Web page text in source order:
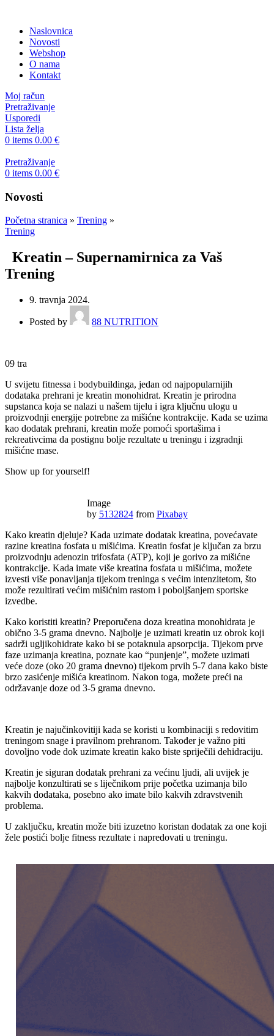
Naslovnica
Novosti
Webshop
O nama
Kontakt
Moj račun
Pretraživanje
Usporedi
Lista želja
0 items 0.00 €
Pretraživanje
0 items 0.00 €
Novosti
Početna stranica » Trening »
Trening
Kreatin – Supernamirnica za Vaš
Trening
9. travnja 2024.
Posted by 88 NUTRITION
09 tra
U svijetu fitnessa i bodybuildinga, jedan od najpopularnijih
dodataka prehrani je kreatin monohidrat. Kreatin je prirodna
supstanca koja se nalazi u našem tijelu i igra ključnu ulogu u
proizvodnji energije potrebne za mišićne kontrakcije. Kada se uzima
kao dodatak prehrani, kreatin može pomoći sportašima i
rekreativcima da postignu bolje rezultate u treningu i izgradnji
mišićne mase.
Show up for yourself!
Image
by 5132824from Pixabay
Kako kreatin djeluje? Kada uzimate dodatak kreatina, povećavate
razine kreatina fosfata u mišićima. Kreatin fosfat je ključan za brzu
proizvodnju adenozin trifosfata (ATP), koji je gorivo za mišićne
kontrakcije. Kada imate više kreatina fosfata u mišićima, možete
izvesti više ponavljanja tijekom treninga s većim intenzitetom, što
može rezultirati većim mišićnim rastom i poboljšanjem sportske
izvedbe.
Kako koristiti kreatin? Preporučena doza kreatina monohidrata je
obično 3-5 grama dnevno. Najbolje je uzimati kreatin uz obrok koji
sadrži ugljikohidrate kako bi se potaknula apsorpcija. Tijekom prve
faze uzimanja kreatina, poznate kao “punjenje”, možete uzimati
veće doze (oko 20 grama dnevno) tijekom prvih 5-7 dana kako biste
brzo zasićenje mišića kreatinom. Nakon toga, možete preći na
održavanje doze od 3-5 grama dnevno.
Kreatin je najučinkovitiji kada se koristi u kombinaciji s redovitim
treningom snage i pravilnom prehranom. Također je važno piti
dovoljno vode dok uzimate kreatin kako biste spriječili dehidraciju.
Kreatin je siguran dodatak prehrani za većinu ljudi, ali uvijek je
najbolje konzultirati se s liječnikom prije početka uzimanja bilo
kakvih dodataka, posebno ako imate bilo kakvih zdravstvenih
problema.
U zaključku, kreatin može biti izuzetno koristan dodatak za one koji
žele postići bolje fitness rezultate i napredovati u treningu.